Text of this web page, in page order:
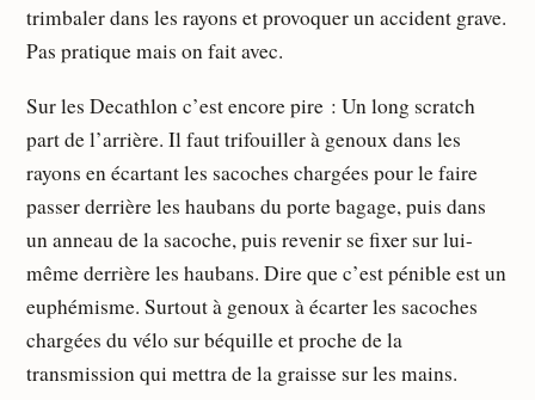
trimbaler dans les rayons et provoquer un accident grave.
Pas pratique mais on fait avec.
Sur les Decathlon c’est encore pire : Un long scratch
part de l’arrière. Il faut trifouiller à genoux dans les
rayons en écartant les sacoches chargées pour le faire
passer derrière les haubans du porte bagage, puis dans
un anneau de la sacoche, puis revenir se fixer sur lui-
même derrière les haubans. Dire que c’est pénible est un
euphémisme. Surtout à genoux à écarter les sacoches
chargées du vélo sur béquille et proche de la
transmission qui mettra de la graisse sur les mains.